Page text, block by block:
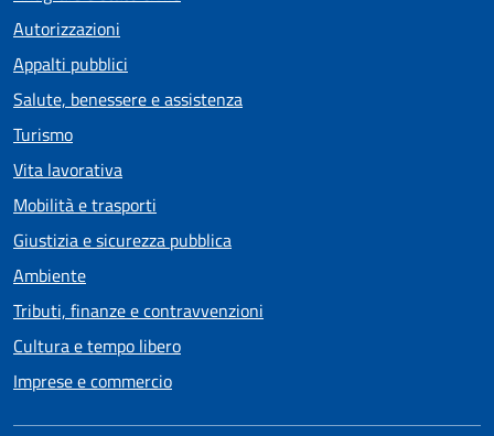
Autorizzazioni
Appalti pubblici
Salute, benessere e assistenza
Turismo
Vita lavorativa
Mobilità e trasporti
Giustizia e sicurezza pubblica
Ambiente
Tributi, finanze e contravvenzioni
Cultura e tempo libero
Imprese e commercio